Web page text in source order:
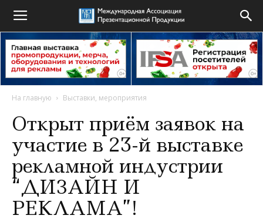
На главную Выставки, мероприятия
Открыт приём заявок на
участие в 23-й выставке
рекламной индустрии
“ДИЗАЙН И
РЕКЛАМА”!